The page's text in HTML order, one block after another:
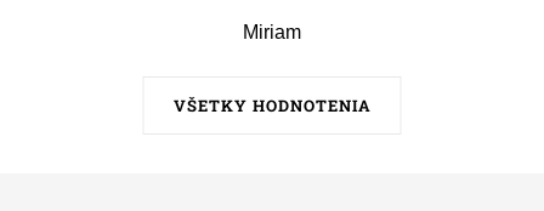
VŠETKY HODNOTENIA
Miriam